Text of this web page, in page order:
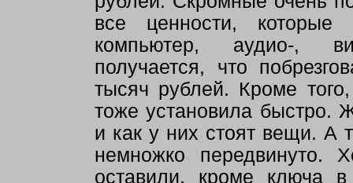
все ценности,
компьютер, аудио-,
получается, что
тысяч рублей. Кроме
тоже установила быстро.
и как у них стоят вещи. А
немножко передвинуто.
оставили, кроме ключа